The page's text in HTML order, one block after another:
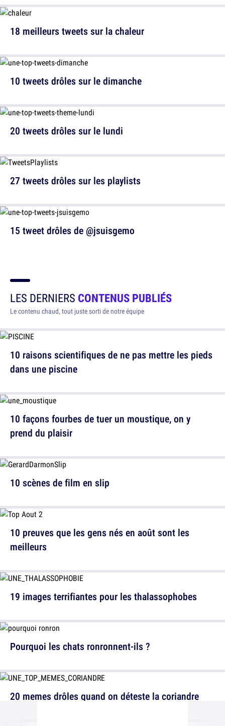
18 meilleurs tweets sur la chaleur
20 tweets drôles sur le lundi
15 tweet drôles de @jsuisgemo
10 tweets drôles sur le dimanche
27 tweets drôles sur les playlists
LES DERNIERS CONTENUS PUBLIÉS
Le contenu chaud, tout juste sorti de notre équipe
10 raisons scientifiques de ne pas mettre les pieds
dans une piscine
10 scènes de film en slip
19 images terrifiantes pour les thalassophobes
20 memes drôles quand on déteste la coriandre
10 façons fourbes de tuer un moustique, on y
prend du plaisir
10 preuves que les gens nés en août sont les
meilleurs
Pourquoi les chats ronronnent-ils ?